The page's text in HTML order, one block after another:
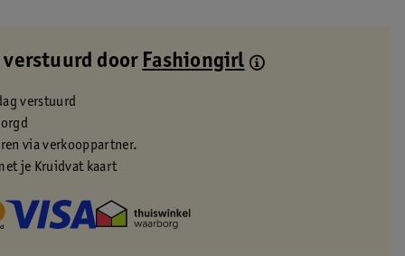
verstuurd door Fashiongirl
verstuurd
via verkooppartner.
je Kruidvat kaart